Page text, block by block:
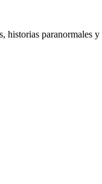
historias